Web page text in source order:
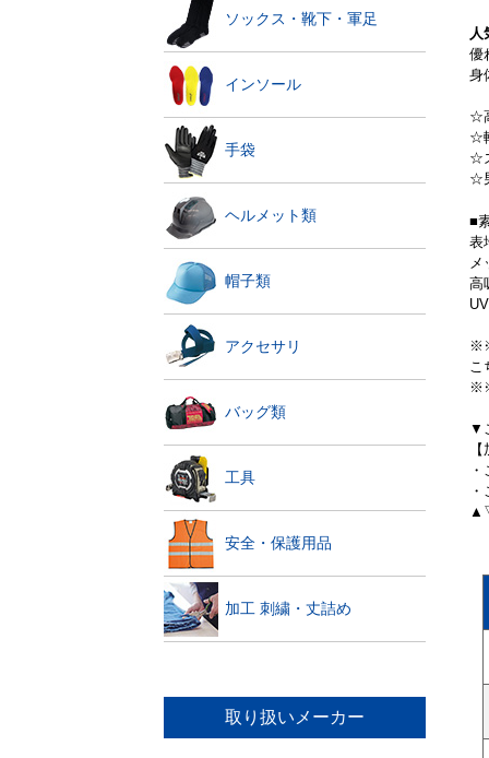
ソックス・靴下・軍足
インソール
手袋
ヘルメット類
帽子類
アクセサリ
バッグ類
工具
安全・保護用品
加工 刺繍・丈詰め
取り扱いメーカー
人
優
身
☆
☆
☆
☆
■
表
メ
高
こ
▼